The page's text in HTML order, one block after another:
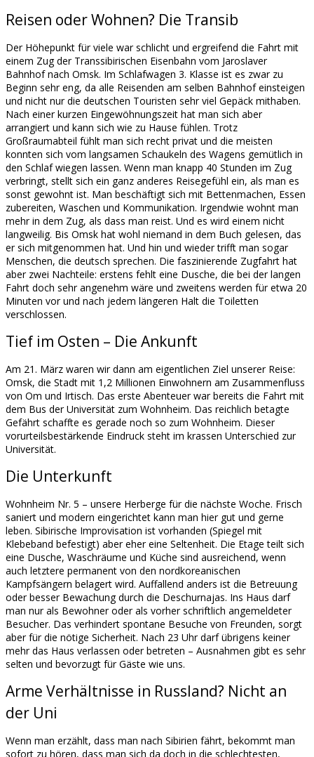
Reisen oder Wohnen? Die Transib
Der Höhepunkt für viele war schlicht und ergreifend die Fahrt mit
einem Zug der Transsibirischen Eisenbahn vom Jaroslaver
Bahnhof nach Omsk. Im Schlafwagen 3. Klasse ist es zwar zu
Beginn sehr eng, da alle Reisenden am selben Bahnhof einsteigen
und nicht nur die deutschen Touristen sehr viel Gepäck mithaben.
Nach einer kurzen Eingewöhnungszeit hat man sich aber
arrangiert und kann sich wie zu Hause fühlen. Trotz
Großraumabteil fühlt man sich recht privat und die meisten
konnten sich vom langsamen Schaukeln des Wagens gemütlich in
den Schlaf wiegen lassen. Wenn man knapp 40 Stunden im Zug
verbringt, stellt sich ein ganz anderes Reisegefühl ein, als man es
sonst gewohnt ist. Man beschäftigt sich mit Bettenmachen, Essen
zubereiten, Waschen und Kommunikation. Irgendwie wohnt man
mehr in dem Zug, als dass man reist. Und es wird einem nicht
langweilig. Bis Omsk hat wohl niemand in dem Buch gelesen, das
er sich mitgenommen hat. Und hin und wieder trifft man sogar
Menschen, die deutsch sprechen. Die faszinierende Zugfahrt hat
aber zwei Nachteile: erstens fehlt eine Dusche, die bei der langen
Fahrt doch sehr angenehm wäre und zweitens werden für etwa 20
Minuten vor und nach jedem längeren Halt die Toiletten
verschlossen.
Tief im Osten – Die Ankunft
Am 21. März waren wir dann am eigentlichen Ziel unserer Reise:
Omsk, die Stadt mit 1,2 Millionen Einwohnern am Zusammenfluss
von Om und Irtisch. Das erste Abenteuer war bereits die Fahrt mit
dem Bus der Universität zum Wohnheim. Das reichlich betagte
Gefährt schaffte es gerade noch so zum Wohnheim. Dieser
vorurteilsbestärkende Eindruck steht im krassen Unterschied zur
Universität.
Die Unterkunft
Wohnheim Nr. 5 – unsere Herberge für die nächste Woche. Frisch
saniert und modern eingerichtet kann man hier gut und gerne
leben. Sibirische Improvisation ist vorhanden (Spiegel mit
Klebeband befestigt) aber eher eine Seltenheit. Die Etage teilt sich
eine Dusche, Waschräume und Küche sind ausreichend, wenn
auch letztere permanent von den nordkoreanischen
Kampfsängern belagert wird. Auffallend anders ist die Betreuung
oder besser Bewachung durch die Deschurnajas. Ins Haus darf
man nur als Bewohner oder als vorher schriftlich angemeldeter
Besucher. Das verhindert spontane Besuche von Freunden, sorgt
aber für die nötige Sicherheit. Nach 23 Uhr darf übrigens keiner
mehr das Haus verlassen oder betreten – Ausnahmen gibt es sehr
selten und bevorzugt für Gäste wie uns.
Arme Verhältnisse in Russland? Nicht an
der Uni
Wenn man erzählt, dass man nach Sibirien fährt, bekommt man
sofort zu hören, dass man sich da doch in die schlechtesten,